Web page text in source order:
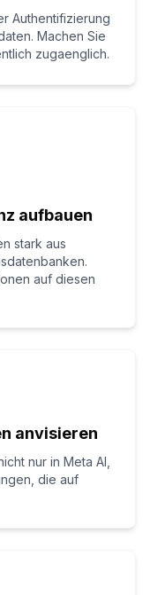
Authentifizierung
Machen Sie
zugaenglich.
aufbauen
stark aus
auf diesen
anvisieren
nur in Meta AI,
die auf